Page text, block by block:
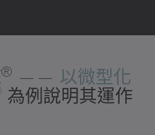
® —— 以微型化
為例說明其運作